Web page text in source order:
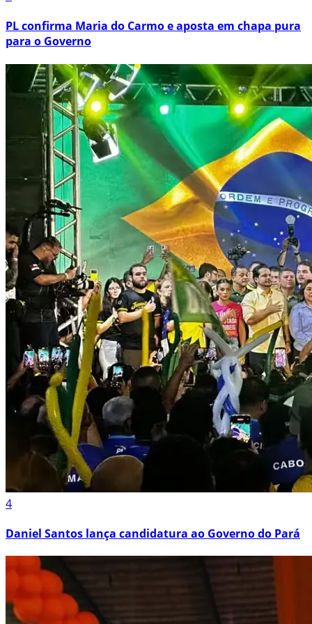
PL confirma Maria do Carmo e aposta em chapa pura
para o Governo
4
Daniel Santos lança candidatura ao Governo do Pará